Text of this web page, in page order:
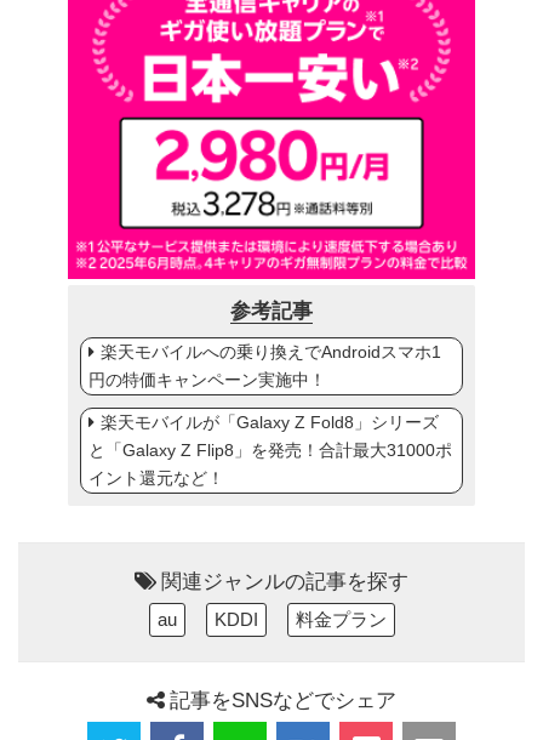
参考記事
楽天モバイルへの乗り換えでAndroidスマホ1
円の特価キャンペーン実施中！
楽天モバイルが「Galaxy Z Fold8」シリーズ
と「Galaxy Z Flip8」を発売！合計最大31000ポ
イント還元など！
関連ジャンルの記事を探す
au KDDI 料金プラン
記事をSNSなどでシェア